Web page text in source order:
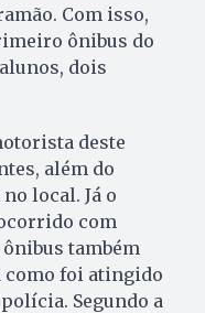
Com isso,
ônibus do
dois
deste
além do
local. Já o
com
também
como foi atingido
Segundo a